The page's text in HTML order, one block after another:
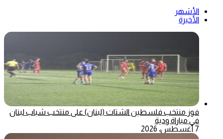
الأشهر
الأخيرة
فوز منتخب فلسطين الشتات (لبنان) على منتخب شباب لبنان
في مباراة ودية
7 أغسطس، 2026